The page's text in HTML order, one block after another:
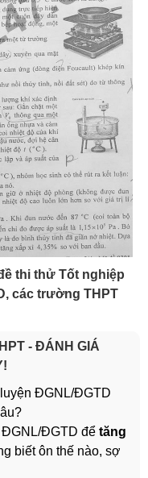
thi thử Tốt nghiệp
các trường THPT
- ĐÁNH GIÁ
ĐGNL/ĐGTD
ĐGNL/ĐGTD để tăng
biết ôn thế nào, sợ